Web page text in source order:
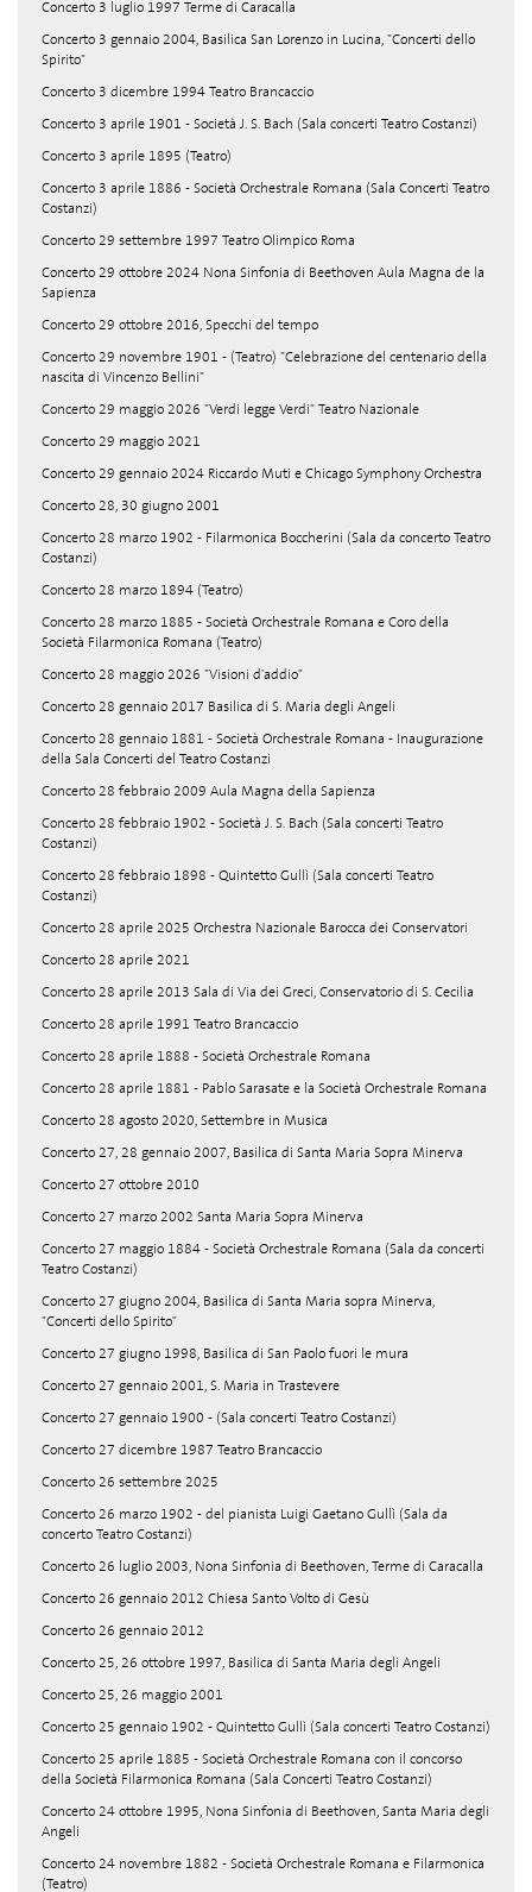
Concerto 3 luglio 1997 Terme di Caracalla
Concerto 3 gennaio 2004, Basilica San Lorenzo in Lucina, "Concerti dello
Spirito"
Concerto 3 dicembre 1994 Teatro Brancaccio
Concerto 3 aprile 1901 - Società J. S. Bach (Sala concerti Teatro Costanzi)
Concerto 3 aprile 1895 (Teatro)
Concerto 3 aprile 1886 - Società Orchestrale Romana (Sala Concerti Teatro
Costanzi)
Concerto 29 settembre 1997 Teatro Olimpico Roma
Concerto 29 ottobre 2024 Nona Sinfonia di Beethoven Aula Magna de la
Sapienza
Concerto 29 ottobre 2016, Specchi del tempo
Concerto 29 novembre 1901 - (Teatro) "Celebrazione del centenario della
nascita di Vincenzo Bellini"
Concerto 29 maggio 2026 "Verdi legge Verdi" Teatro Nazionale
Concerto 29 maggio 2021
Concerto 29 gennaio 2024 Riccardo Muti e Chicago Symphony Orchestra
Concerto 28, 30 giugno 2001
Concerto 28 marzo 1902 - Filarmonica Boccherini (Sala da concerto Teatro
Costanzi)
Concerto 28 marzo 1894 (Teatro)
Concerto 28 marzo 1885 - Società Orchestrale Romana e Coro della
Società Filarmonica Romana (Teatro)
Concerto 28 maggio 2026 "Visioni d'addio"
Concerto 28 gennaio 2017 Basilica di S. Maria degli Angeli
Concerto 28 gennaio 1881 - Società Orchestrale Romana - Inaugurazione
della Sala Concerti del Teatro Costanzi
Concerto 28 febbraio 2009 Aula Magna della Sapienza
Concerto 28 febbraio 1902 - Società J. S. Bach (Sala concerti Teatro
Costanzi)
Concerto 28 febbraio 1898 - Quintetto Gullì (Sala concerti Teatro
Costanzi)
Concerto 28 aprile 2025 Orchestra Nazionale Barocca dei Conservatori
Concerto 28 aprile 2021
Concerto 28 aprile 2013 Sala di Via dei Greci, Conservatorio di S. Cecilia
Concerto 28 aprile 1991 Teatro Brancaccio
Concerto 28 aprile 1888 - Società Orchestrale Romana
Concerto 28 aprile 1881 - Pablo Sarasate e la Società Orchestrale Romana
Concerto 28 agosto 2020, Settembre in Musica
Concerto 27, 28 gennaio 2007, Basilica di Santa Maria Sopra Minerva
Concerto 27 ottobre 2010
Concerto 27 marzo 2002 Santa Maria Sopra Minerva
Concerto 27 maggio 1884 - Società Orchestrale Romana (Sala da concerti
Teatro Costanzi)
Concerto 27 giugno 2004, Basilica di Santa Maria sopra Minerva,
"Concerti dello Spirito"
Concerto 27 giugno 1998, Basilica di San Paolo fuori le mura
Concerto 27 gennaio 2001, S. Maria in Trastevere
Concerto 27 gennaio 1900 - (Sala concerti Teatro Costanzi)
Concerto 27 dicembre 1987 Teatro Brancaccio
Concerto 26 settembre 2025
Concerto 26 marzo 1902 - del pianista Luigi Gaetano Gullì (Sala da
concerto Teatro Costanzi)
Concerto 26 luglio 2003, Nona Sinfonia di Beethoven, Terme di Caracalla
Concerto 26 gennaio 2012 Chiesa Santo Volto di Gesù
Concerto 26 gennaio 2012
Concerto 25, 26 ottobre 1997, Basilica di Santa Maria degli Angeli
Concerto 25, 26 maggio 2001
Concerto 25 gennaio 1902 - Quintetto Gullì (Sala concerti Teatro Costanzi)
Concerto 25 aprile 1885 - Società Orchestrale Romana con il concorso
della Società Filarmonica Romana (Sala Concerti Teatro Costanzi)
Concerto 24 ottobre 1995, Nona Sinfonia di Beethoven, Santa Maria degli
Angeli
Concerto 24 novembre 1882 - Società Orchestrale Romana e Filarmonica
(Teatro)